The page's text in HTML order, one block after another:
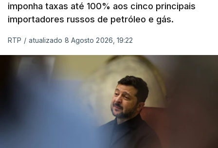
imponha taxas até 100% aos cinco principais
importadores russos de petróleo e gás.
RTP / atualizado 8 Agosto 2026, 19:22